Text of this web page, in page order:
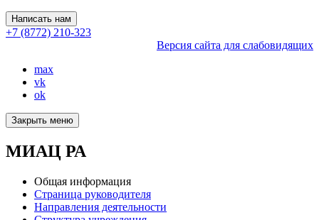
Написать нам
+7 (8772) 210-323
Версия сайта для слабовидящих
max
vk
ok
Закрыть меню
МИАЦ РА
Общая информация
Страница руководителя
Направления деятельности